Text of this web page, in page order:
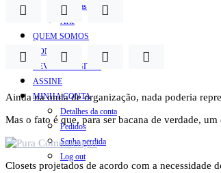
Mostras
Arte
QUEM SOMOS
CONTATO
REVISTA DIGITAL
ASSINE
MINHA CONTA
Detalhes da conta
Pedidos
Senha perdida
Log out
Ainda na onda de organização, nada poderia
Mas o fato é que, para ser bacana de verdade,
Closets projetados de acordo com a